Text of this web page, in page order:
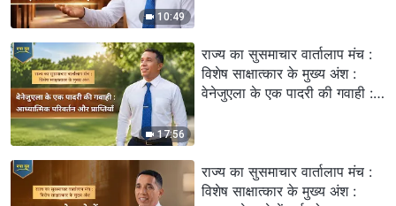
10:49
17:56
राज्य का सुसमाचार वार्तालाप मंच :
विशेष साक्षात्कार के मुख्य अंश :
वेनेजुएला के एक पादरी की गवाही :
राज्य का सुसमाचार वार्तालाप मंच :
विशेष साक्षात्कार के मुख्य अंश :